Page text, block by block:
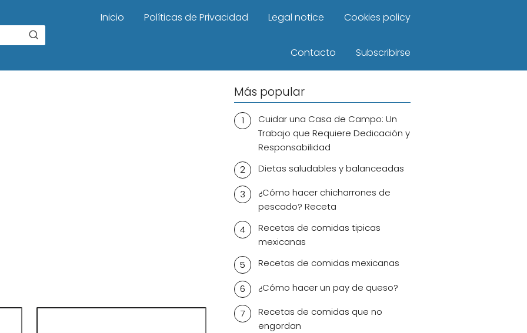
Inicio Políticas de Privacidad Legal notice Cookies policy
Contacto Subscribirse
Más popular
Cuidar una Casa de Campo: Un
Trabajo que Requiere Dedicación y
Responsabilidad
Dietas saludables y balanceadas
¿Cómo hacer chicharrones de
pescado? Receta
Recetas de comidas tipicas
mexicanas
Recetas de comidas mexicanas
¿Cómo hacer un pay de queso?
Recetas de comidas que no
engordan